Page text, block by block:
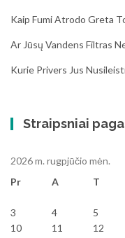
Kaip Fumi Atrodo Greta
Ar Jūsų Vandens Filtras
Kurie Privers Jus
Straipsniai
2026 m. rugpjūčio mėn.
Pr
A T
3
4 5
10
11 12